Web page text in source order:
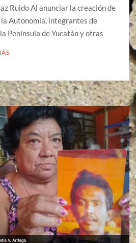
Ruido Al anunciar la creación de
Autonomía, integrantes de
Península de Yucatán y otras